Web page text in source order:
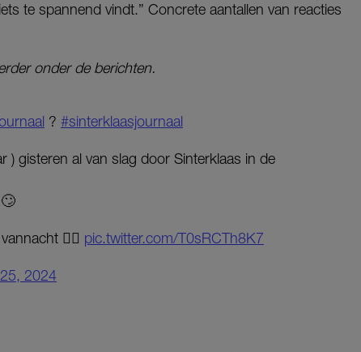
te spannend vindt.” Concrete aantallen van reacties
onder de berichten.
? #sinterklaasjournaal
) gisteren al van slag door Sinterklaas in de
😵‍💫 pic.twitter.com/T0sRCTh8K7
2024